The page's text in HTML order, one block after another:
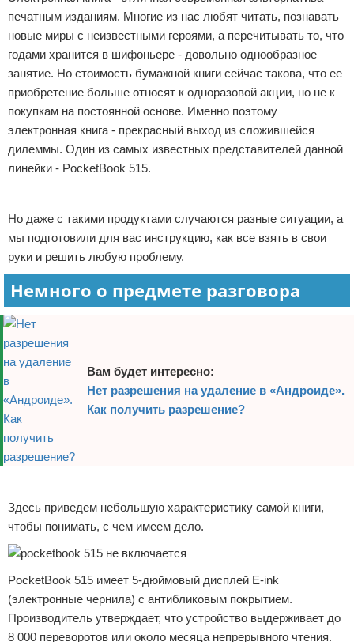
Программное обеспечение
Для автомобиля
Разное
Отказ от ответственности
печатным изданиям. Многие из нас любят читать, познавать
новые миры с неизвестными героями, а перечитывать то, что
годами хранится в шифоньере - довольно однообразное
занятие. Но стоимость бумажной книги сейчас такова, что ее
приобретение больше относят к одноразовой акции, но не к
покупкам на постоянной основе. Именно поэтому
электронная книга - прекрасный выход из сложившейся
дилеммы. Один из самых известных представителей данной
линейки - PocketBook 515.
Но даже с такими продуктами случаются разные ситуации, а
мы подготовили для вас инструкцию, как все взять в свои
руки и решить любую проблему.
Немного о предмете разговора
Вам будет интересно:
Нет разрешения на удаление в «Андроиде».
Как получить разрешение?
Здесь приведем небольшую характеристику самой книги,
чтобы понимать, с чем имеем дело.
PocketBook 515 имеет 5-дюймовый дисплей E-ink
(электронные чернила) с антибликовым покрытием.
Производитель утверждает, что устройство выдерживает до
8 000 переворотов или около месяца непрерывного чтения.